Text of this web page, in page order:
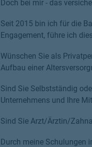
Doch bei mir - das
Seit 2015 bin ich für die
Engagement, führe ich
Wünschen Sie als
Aufbau einer
Sind Sie Selbstständig
Unternehmens und Ihre
Sind Sie Arzt/Ärztin/
Durch meine Schulungen